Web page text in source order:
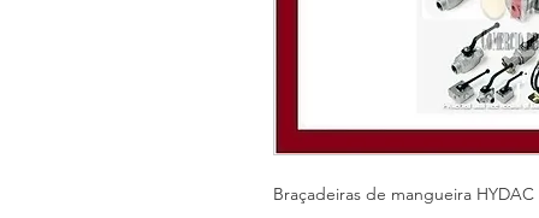
Braçadeiras de mangueira HYDAC